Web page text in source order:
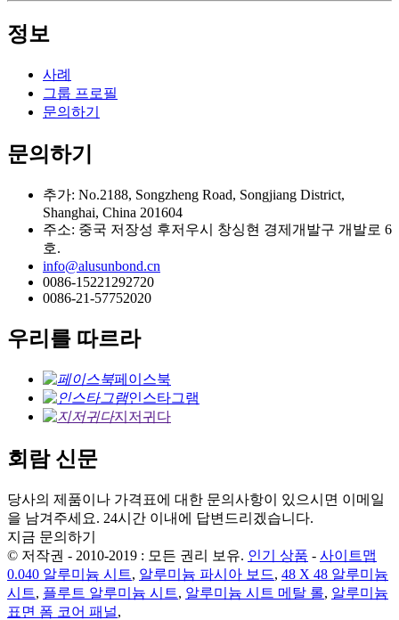
정보
사례
그룹 프로필
문의하기
문의하기
추가: No.2188, Songzheng Road, Songjiang District,
Shanghai, China 201604
주소: 중국 저장성 후저우시 창싱현 경제개발구 개발로 6
호.
info@alusunbond.cn
0086-15221292720
0086-21-57752020
우리를 따르라
페이스북
인스타그램
지저귀다
회람 신문
당사의 제품이나 가격표에 대한 문의사항이 있으시면 이메일
을 남겨주세요. 24시간 이내에 답변드리겠습니다.
지금 문의하기
© 저작권 - 2010-2019 : 모든 권리 보유. 인기 상품 - 사이트맵
0.040 알루미늄 시트, 알루미늄 파시아 보드, 48 X 48 알루미늄
시트, 플루트 알루미늄 시트, 알루미늄 시트 메탈 롤, 알루미늄
표면 폼 코어 패널,